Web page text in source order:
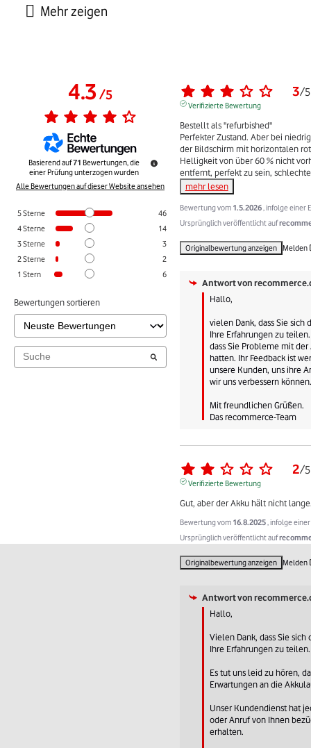
4.3/5
Basierend auf71 Bewertungen, die
einer Prüfung unterzogen wurden
Alle Bewertungen auf dieser Website ansehen
5Sterne
46
4Sterne
14
3Sterne
3
2Sterne
2
1 Stern 6
Bewertungen sortieren
3/5
Verifizierte Bewertung
Bestellt als "refurbished"
Perfekter Zustand. Aber bei
der Bildschirm mit horizontalen
Helligkeit von über 60 % nicht
entfernt, perfekt zu sein,
mehr lesen
Bewertung vom 1.5.2026 , infolge einer
Ursprünglich veröffentlicht auf
Originalbewertung anzeigen Melden
Antwort von
Hallo,
vielen Dank, dass Sie
Ihre Erfahrungen zu
dass Sie Probleme mit
hatten. Ihr Feedback ist
unsere Kunden, uns ihre
wir uns verbessern können.
Mit freundlichen Grüßen.
Das recommerce-Team
2/5
Verifizierte Bewertung
Gut, aber der Akku hält nicht
Bewertung vom 16.8.2025 , infolge
Ursprünglich veröffentlicht auf
Originalbewertung anzeigen Melden
Antwort von
Hallo,
Vielen Dank, dass Sie
Ihre Erfahrungen zu teilen.
Es tut uns leid zu hören,
Erwartungen an die
Unser Kundendienst hat
oder Anruf von Ihnen
erhalten.